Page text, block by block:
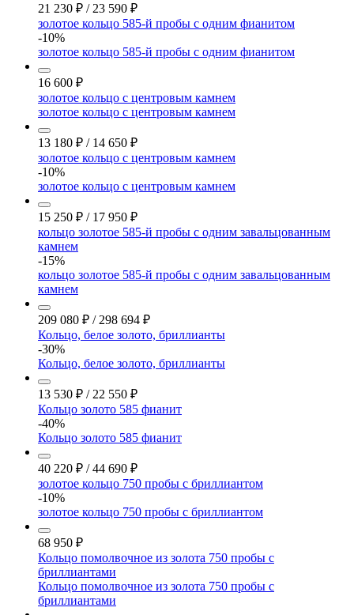
21 230 ₽ / 23 590 ₽
золотое кольцо 585-й пробы с одним фианитом
-10%
золотое кольцо 585-й пробы с одним фианитом
16 600 ₽
золотое кольцо с центровым камнем
золотое кольцо с центровым камнем
13 180 ₽ / 14 650 ₽
золотое кольцо с центровым камнем
-10%
золотое кольцо с центровым камнем
15 250 ₽ / 17 950 ₽
кольцо золотое 585-й пробы с одним завальцованным
камнем
-15%
кольцо золотое 585-й пробы с одним завальцованным
камнем
209 080 ₽ / 298 694 ₽
Кольцо, белое золото, бриллианты
-30%
Кольцо, белое золото, бриллианты
13 530 ₽ / 22 550 ₽
Кольцо золото 585 фианит
-40%
Кольцо золото 585 фианит
40 220 ₽ / 44 690 ₽
золотое кольцо 750 пробы с бриллиантом
-10%
золотое кольцо 750 пробы с бриллиантом
68 950 ₽
Кольцо помолвочное из золота 750 пробы с
бриллиантами
Кольцо помолвочное из золота 750 пробы с
бриллиантами